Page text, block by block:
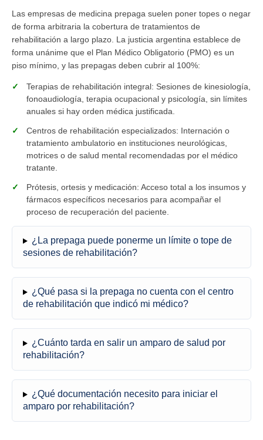
Las empresas de medicina prepaga suelen poner topes o negar
de forma arbitraria la cobertura de tratamientos de
rehabilitación a largo plazo. La justicia argentina establece de
forma unánime que el Plan Médico Obligatorio (PMO) es un
piso mínimo, y las prepagas deben cubrir al 100%:
Terapias de rehabilitación integral: Sesiones de kinesiología,
fonoaudiología, terapia ocupacional y psicología, sin límites
anuales si hay orden médica justificada.
Centros de rehabilitación especializados: Internación o
tratamiento ambulatorio en instituciones neurológicas,
motrices o de salud mental recomendadas por el médico
tratante.
Prótesis, ortesis y medicación: Acceso total a los insumos y
fármacos específicos necesarios para acompañar el
proceso de recuperación del paciente.
¿La prepaga puede ponerme un límite o tope de
sesiones de rehabilitación?
¿Qué pasa si la prepaga no cuenta con el centro
de rehabilitación que indicó mi médico?
¿Cuánto tarda en salir un amparo de salud por
rehabilitación?
¿Qué documentación necesito para iniciar el
amparo por rehabilitación?